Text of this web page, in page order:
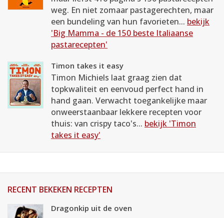
weg. En niet zomaar pastagerechten, maar
een bundeling van hun favorieten... bekijk
'Big Mamma - de 150 beste Italiaanse
pastarecepten'
Timon takes it easy
Timon Michiels laat graag zien dat
topkwaliteit en eenvoud perfect hand in
hand gaan. Verwacht toegankelijke maar
onweerstaanbaar lekkere recepten voor
thuis: van crispy taco's... bekijk 'Timon
takes it easy'
RECENT BEKEKEN RECEPTEN
Dragonkip uit de oven